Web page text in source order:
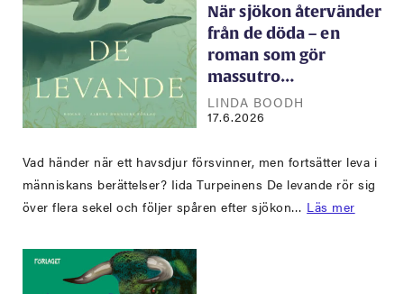
När sjökon återvänder
från de döda – en
roman som gör
massutro…
LINDA BOODH
17.6.2026
Vad händer när ett havsdjur försvinner, men fortsätter leva i
människans berättelser? Iida Turpeinens De levande rör sig
över flera sekel och följer spåren efter sjökon… Läs mer